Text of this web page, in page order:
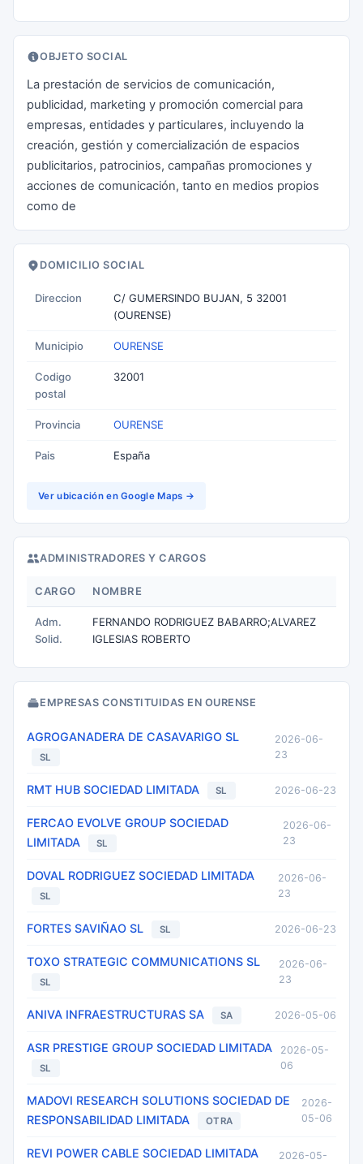
OBJETO SOCIAL
La prestación de servicios de comunicación,
publicidad, marketing y promoción comercial para
empresas, entidades y particulares, incluyendo la
creación, gestión y comercialización de espacios
publicitarios, patrocinios, campañas promociones y
acciones de comunicación, tanto en medios propios
como de
DOMICILIO SOCIAL
Direccion
C/ GUMERSINDO BUJAN, 5 32001
(OURENSE)
Municipio OURENSE
Codigo
postal
32001
Provincia OURENSE
Pais España
Ver ubicación en Google Maps →
ADMINISTRADORES Y CARGOS
CARGO NOMBRE
Adm.
Solid.
FERNANDO RODRIGUEZ BABARRO;ALVAREZ
IGLESIAS ROBERTO
EMPRESAS CONSTITUIDAS EN OURENSE
AGROGANADERA DE CASAVARIGO SL
SL
2026-06-
23
RMT HUB SOCIEDAD LIMITADA SL 2026-06-23
FERCAO EVOLVE GROUP SOCIEDAD
LIMITADA
SL
2026-06-
23
DOVAL RODRIGUEZ SOCIEDAD LIMITADA
SL
2026-06-
23
FORTES SAVIÑAO SL SL 2026-06-23
TOXO STRATEGIC COMMUNICATIONS SL
SL
2026-06-
23
ANIVA INFRAESTRUCTURAS SA SA 2026-05-06
ASR PRESTIGE GROUP SOCIEDAD LIMITADA
SL
2026-05-
06
MADOVI RESEARCH SOLUTIONS SOCIEDAD DE
RESPONSABILIDAD LIMITADA
OTRA
2026-
05-06
REVI POWER CABLE SOCIEDAD LIMITADA
2026-05-